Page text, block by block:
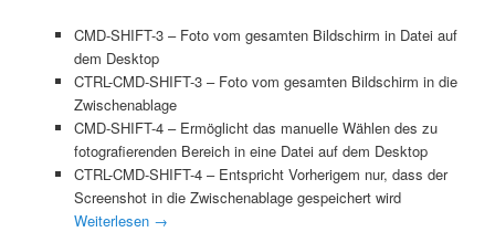
CMD-SHIFT-3 – Foto vom gesamten Bildschirm in Datei auf
dem Desktop
CTRL-CMD-SHIFT-3 – Foto vom gesamten Bildschirm in die
Zwischenablage
CMD-SHIFT-4 – Ermöglicht das manuelle Wählen des zu
fotografierenden Bereich in eine Datei auf dem Desktop
CTRL-CMD-SHIFT-4 – Entspricht Vorherigem nur, dass der
Screenshot in die Zwischenablage gespeichert wird
Weiterlesen →